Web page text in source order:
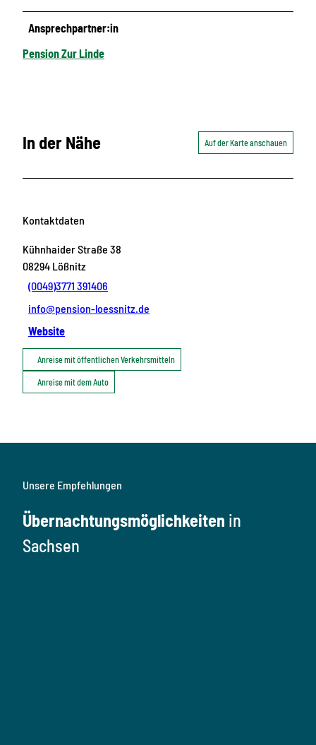
Ansprechpartner:in
Pension Zur Linde
In der Nähe Auf der Karte anschauen
Kontaktdaten
Kühnhaider Straße 38
08294 Lößnitz
(0049)3771 391406
info@pension-loessnitz.de
Website
Anreise mit öffentlichen Verkehrsmitteln
Anreise mit dem Auto
Unsere Empfehlungen
Übernachtungsmöglichkeiten in
Sachsen